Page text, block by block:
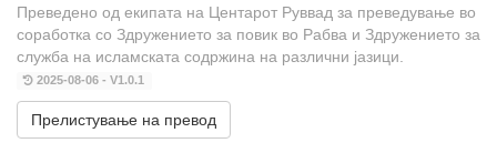
Преведено од екипата на Центарот Руввад за преведување во
соработка со Здружението за повик во Рабва и Здружението за
служба на исламската содржина на различни јазици.
2025-08-06 - V1.0.1
Прелистување на превод